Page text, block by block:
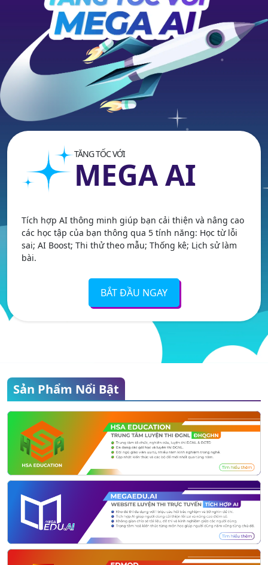
TĂNG TỐC VỚI
MEGA AI
Tích hợp AI thông minh giúp bạn cải thiện và nâng cao
các học tập của bạn thông qua 5 tính năng: Học từ lỗi
sai; AI Boost; Thi thử theo mẫu; Thống kê; Lịch sử làm
bài.
BẮT ĐẦU NGAY
Sản Phẩm Nổi Bật